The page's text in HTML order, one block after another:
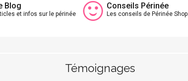
Blog
et infos sur le périnée
Conseils Périnée
Les conseils de Périnée Shop
Témoignages